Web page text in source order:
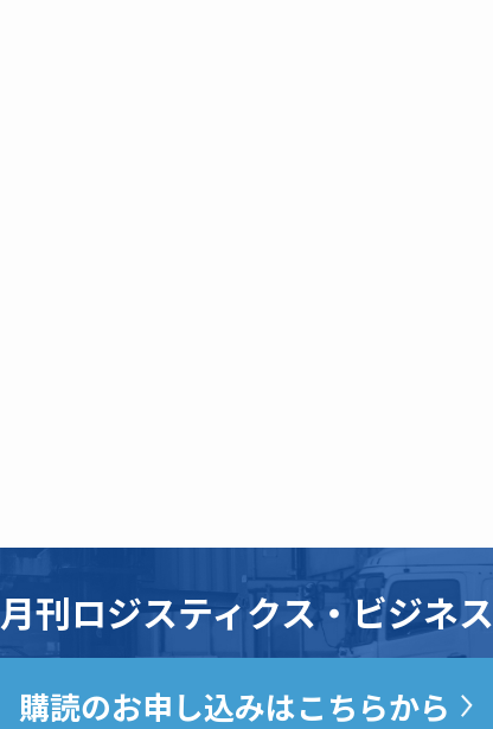
月刊ロジスティクス・ビジネス
購読のお申し込みはこちらから